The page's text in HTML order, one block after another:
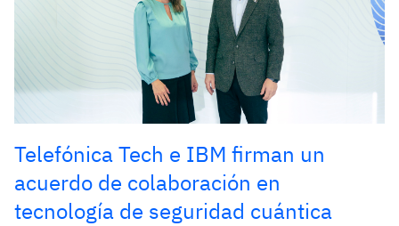
Telefónica Tech e IBM firman un
acuerdo de colaboración en
tecnología de seguridad cuántica